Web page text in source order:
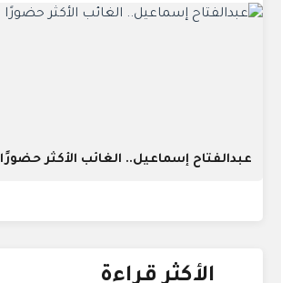
عبدالفتاح إسماعيل.. الغائب الأكثر حضورًا
الأكثر قراءة